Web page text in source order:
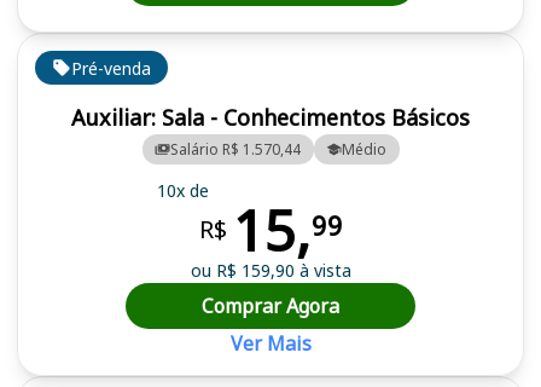
Pré-venda
Auxiliar: Sala - Conhecimentos Básicos
Salário R$ 1.570,44 Médio
10x de
R$ 15,99
ou R$ 159,90 à vista
Comprar Agora
Ver Mais